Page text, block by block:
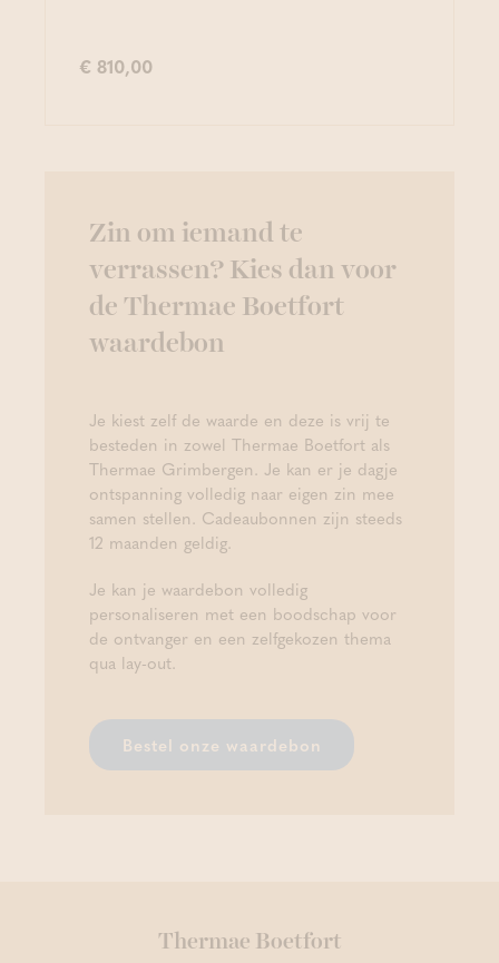
€ 810,00
Zin om iemand te
verrassen? Kies dan voor
de Thermae Boetfort
waardebon
Je kiest zelf de waarde en deze is vrij te
besteden in zowel Thermae Boetfort als
Thermae Grimbergen. Je kan er je dagje
ontspanning volledig naar eigen zin mee
samen stellen. Cadeaubonnen zijn steeds
12 maanden geldig.
Je kan je waardebon volledig
personaliseren met een boodschap voor
de ontvanger en een zelfgekozen thema
qua lay-out.
Bestel onze waardebon
Thermae Boetfort